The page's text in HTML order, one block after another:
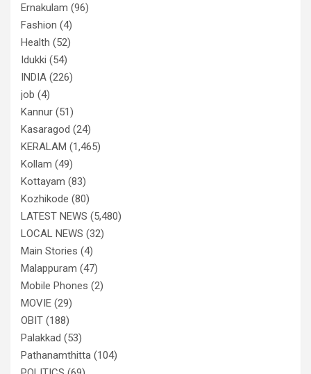
Ernakulam (96)
Fashion (4)
Health (52)
Idukki (54)
INDIA (226)
job (4)
Kannur (51)
Kasaragod (24)
KERALAM (1,465)
Kollam (49)
Kottayam (83)
Kozhikode (80)
LATEST NEWS (5,480)
LOCAL NEWS (32)
Main Stories (4)
Malappuram (47)
Mobile Phones (2)
MOVIE (29)
OBIT (188)
Palakkad (53)
Pathanamthitta (104)